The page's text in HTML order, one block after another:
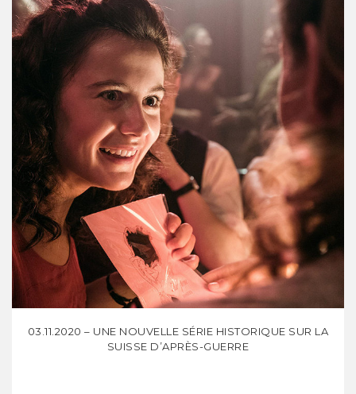
03.11.2020 – UNE NOUVELLE SÉRIE HISTORIQUE SUR LA
SUISSE D’APRÈS-GUERRE